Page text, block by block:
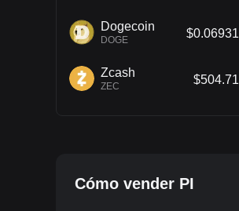
Dogecoin
DOGE
$0.06931
Zcash
ZEC
$504.71
Cómo vender PI